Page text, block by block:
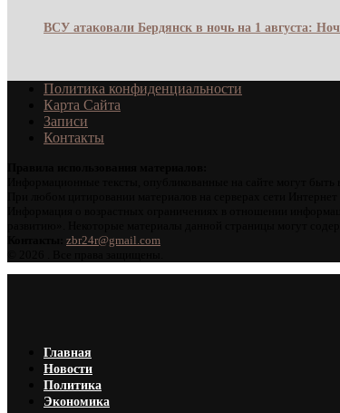
ВСУ атаковали Бердянск в ночь на 1 августа:
Политика конфиденциальности
Карта Сайта
Записи
Контакты
zbr24r@gmail.com
Главная
Новости
Политика
Экономика